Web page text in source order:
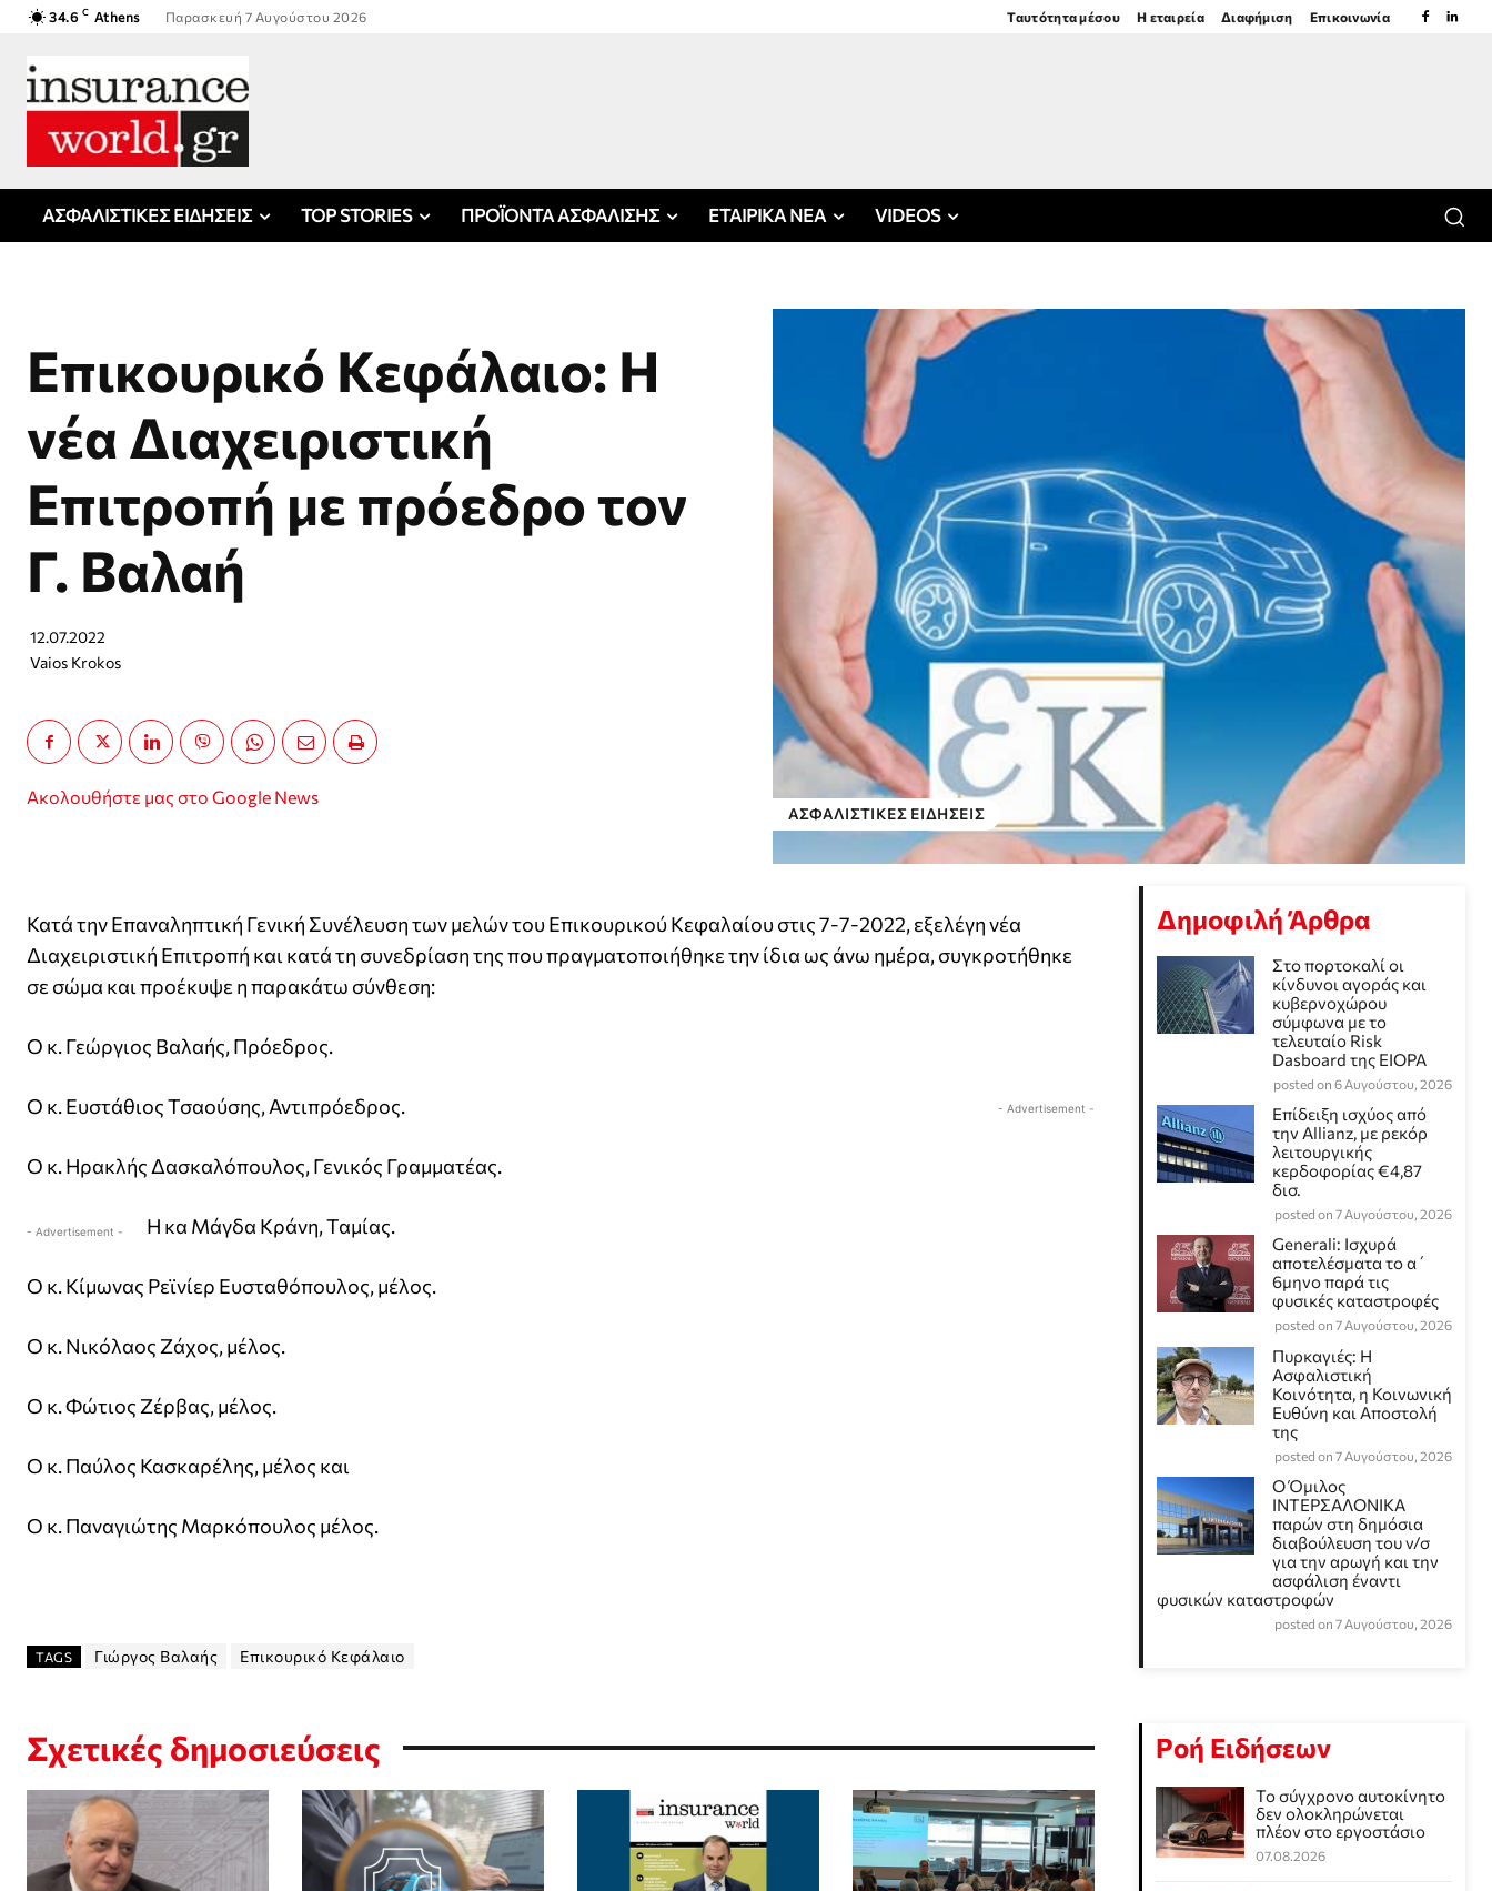
34.6 C Athens Παρασκευή 7 Αυγούστου 2026 Ταυτότητα μέσου Η εταιρεία Διαφήμιση Επικοινωνία
ΑΣΦΑΛΙΣΤΙΚΕΣ ΕΙΔΗΣΕΙΣ TOP STORIES ΠΡΟΪΟΝΤΑ ΑΣΦΑΛΙΣΗΣ ΕΤΑΙΡΙΚΑ ΝΕΑ VIDEOS
Επικουρικό Κεφάλαιο: Η
νέα Διαχειριστική
Επιτροπή με πρόεδρο τον
Γ. Βαλαή
12.07.2022
Vaios Krokos
Ακολουθήστε μας στο Google News
ΑΣΦΑΛΙΣΤΙΚΕΣ ΕΙΔΗΣΕΙΣ
Κατά την Επαναληπτική Γενική Συνέλευση των μελών του Επικουρικού Κεφαλαίου στις 7-7-2022, εξελέγη νέα
Διαχειριστική Επιτροπή και κατά τη συνεδρίαση της που πραγματοποιήθηκε την ίδια ως άνω ημέρα, συγκροτήθηκε
σε σώμα και προέκυψε η παρακάτω σύνθεση:
Ο κ. Γεώργιος Βαλαής, Πρόεδρος.
- Advertisement -
Ο κ. Ευστάθιος Τσαούσης, Αντιπρόεδρος.
Ο κ. Ηρακλής Δασκαλόπουλος, Γενικός Γραμματέας.
- Advertisement - Η κα Μάγδα Κράνη, Ταμίας.
Ο κ. Κίμωνας Ρεϊνίερ Ευσταθόπουλος, μέλος.
Ο κ. Νικόλαος Ζάχος, μέλος.
Ο κ. Φώτιος Ζέρβας, μέλος.
Ο κ. Παύλος Κασκαρέλης, μέλος και
Ο κ. Παναγιώτης Μαρκόπουλος μέλος.
TAGS Γιώργος Βαλαής Επικουρικό Κεφάλαιο
Σχετικές δημοσιεύσεις
Δημοφιλή Άρθρα
Στο πορτοκαλί οι
κίνδυνοι αγοράς και
κυβερνοχώρου
σύμφωνα με το
τελευταίο Risk
Dasboard της EIOPA
posted on 6 Αυγούστου, 2026
Επίδειξη ισχύος από
την Allianz, με ρεκόρ
λειτουργικής
κερδοφορίας €4,87
δισ.
posted on 7 Αυγούστου, 2026
Generali: Ισχυρά
αποτελέσματα το α΄
6μηνο παρά τις
φυσικές καταστροφές
posted on 7 Αυγούστου, 2026
Πυρκαγιές: Η
Ασφαλιστική
Κοινότητα, η Κοινωνική
Ευθύνη και Αποστολή
της
posted on 7 Αυγούστου, 2026
Ο Όμιλος
ΙΝΤΕΡΣΑΛΟΝΙΚΑ
παρών στη δημόσια
διαβούλευση του ν/σ
για την αρωγή και την
ασφάλιση έναντι
φυσικών καταστροφών
posted on 7 Αυγούστου, 2026
Ροή Ειδήσεων
Το σύγχρονο αυτοκίνητο
δεν ολοκληρώνεται
πλέον στο εργοστάσιο
07.08.2026